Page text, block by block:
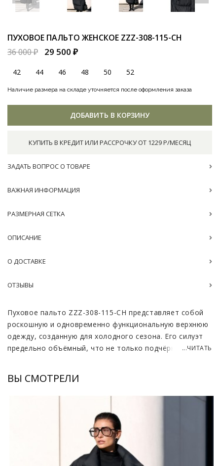
ПУХОВОЕ ПАЛЬТО ЖЕНСКОЕ ZZZ-308-115-CH
36 000 ₽
29 500 ₽
42 44 46 48 50 52
Наличие размера на складе уточняется после оформления заказа
ДОБАВИТЬ В КОРЗИНУ
КУПИТЬ В КРЕДИТ ИЛИ РАССРОЧКУ ОТ 1229 Р/МЕСЯЦ
ЗАДАТЬ ВОПРОС О ТОВАРЕ
ВАЖНАЯ ИНФОРМАЦИЯ
РАЗМЕРНАЯ СЕТКА
ОПИСАНИЕ
О ДОСТАВКЕ
ОТЗЫВЫ
Пуховое пальто ZZZ-308-115-CH представляет собой
роскошную и одновременно функциональную верхнюю
одежду, созданную для холодного сезона. Его силуэт
предельно объёмный, что не только подчёркивает
итальянская ткань создаёт приятную на ощупь
поверхность, которая красиво драпируется и
наполнения. Такой крой делает пальто визуально
необычным: плавные линии, широкие плечи и округлая
форма создают модный «oversize»-эффект.
Утеплитель пух-пакет обеспечивает надежную защиту
...ЧИТАТЬ
ВЫ СМОТРЕЛИ